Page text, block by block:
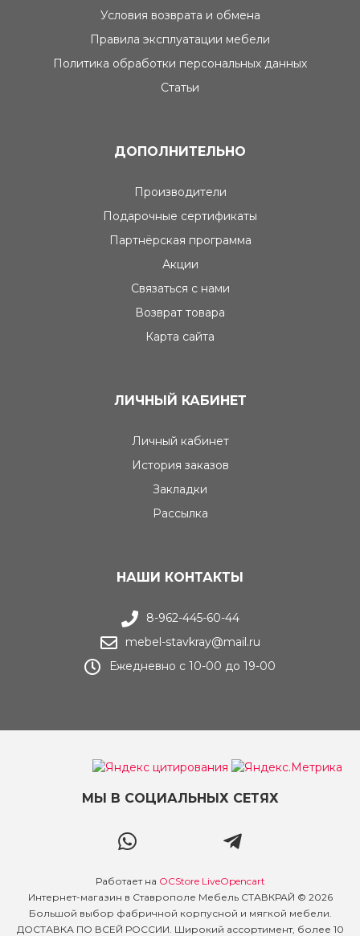
Условия возврата и обмена
Правила эксплуатации мебели
Политика обработки персональных данных
Статьи
ДОПОЛНИТЕЛЬНО
Производители
Подарочные сертификаты
Партнёрская программа
Акции
Связаться с нами
Возврат товара
Карта сайта
ЛИЧНЫЙ КАБИНЕТ
Личный кабинет
История заказов
Закладки
Рассылка
НАШИ КОНТАКТЫ
8-962-445-60-44
mebel-stavkray@mail.ru
Ежедневно с 10-00 до 19-00
МЫ В СОЦИАЛЬНЫХ СЕТЯХ
Работает на OCStore LiveOpencart
Интернет-магазин в Ставрополе Мебель СТАВКРАЙ © 2026
Большой выбор фабричной корпусной и мягкой мебели.
ДОСТАВКА ПО ВСЕЙ РОССИИ. Широкий ассортимент, более 10